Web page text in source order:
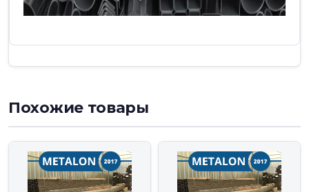
Похожие товары